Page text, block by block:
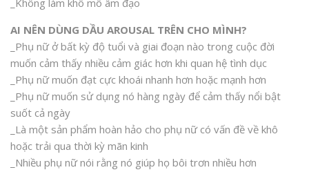
AI NÊN DÙNG DẦU AROUSAL TRÊN CHO MÌNH?
_Phụ nữ ở bất kỳ độ tuổi và giai đoạn nào trong cuộc đời
muốn cảm thấy nhiều cảm giác hơn khi quan hệ tình dục
_Phụ nữ muốn đạt cực khoái nhanh hơn hoặc mạnh hơn
_Phụ nữ muốn sử dụng nó hàng ngày để cảm thấy nổi bật
suốt cả ngày
_Là một sản phẩm hoàn hảo cho phụ nữ có vấn đề về khô
hoặc trải qua thời kỳ mãn kinh
_Nhiều phụ nữ nói rằng nó giúp họ bôi trơn nhiều hơn